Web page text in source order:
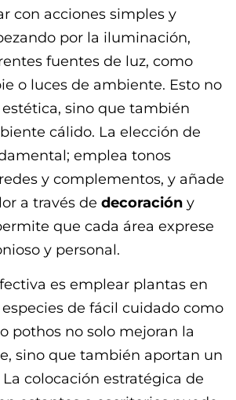
con acciones simples y
por la iluminación,
fuentes de luz, como
o luces de ambiente. Esto no
sino que también
cálido. La elección de
emplea tonos
y complementos, y añade
a través de decoración y
que cada área exprese
y personal.
es emplear plantas en
de fácil cuidado como
pothos no solo mejoran la
sino que también aportan un
colocación estratégica de